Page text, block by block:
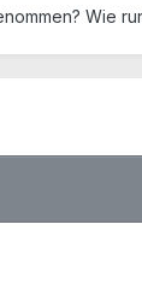
Wie